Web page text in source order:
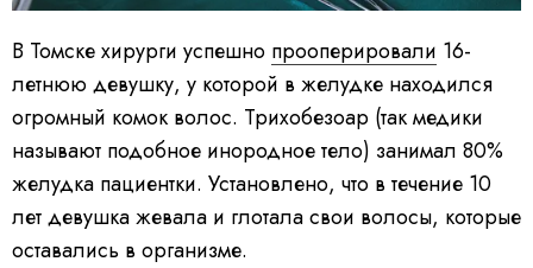
В Томске хирурги успешно прооперировали 16-
летнюю девушку, у которой в желудке находился
огромный комок волос. Трихобезоар (так медики
называют подобное инородное тело) занимал 80%
желудка пациентки. Установлено, что в течение 10
лет девушка жевала и глотала свои волосы, которые
оставались в организме.